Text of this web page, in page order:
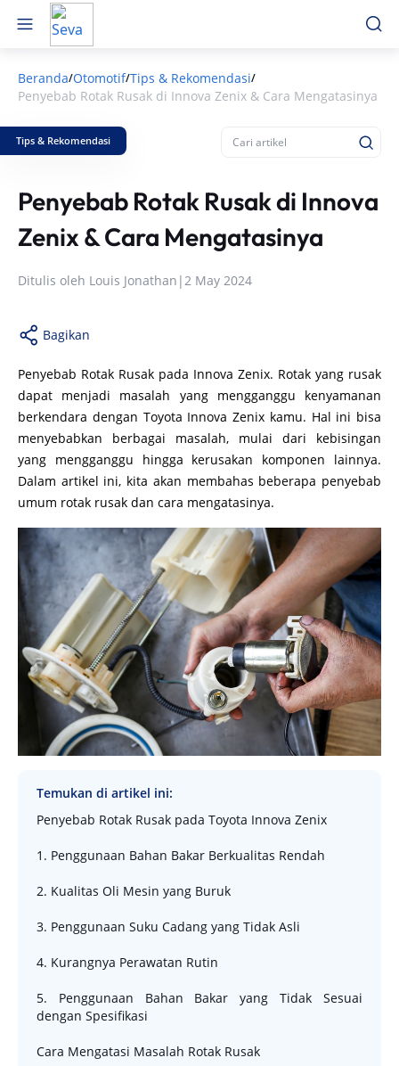
Beranda/Otomotif/Tips & Rekomendasi/
Penyebab Rotak Rusak di Innova Zenix & Cara Mengatasinya
Tips & Rekomendasi
Penyebab Rotak Rusak di Innova
Zenix & Cara Mengatasinya
Ditulis oleh Louis Jonathan |2 May 2024
Bagikan
Penyebab Rotak Rusak pada Innova Zenix. Rotak yang rusak
dapat menjadi masalah yang mengganggu kenyamanan
berkendara dengan Toyota Innova Zenix kamu. Hal ini bisa
menyebabkan berbagai masalah, mulai dari kebisingan
yang mengganggu hingga kerusakan komponen lainnya.
Dalam artikel ini, kita akan membahas beberapa penyebab
umum rotak rusak dan cara mengatasinya.
Temukan di artikel ini:
Penyebab Rotak Rusak pada Toyota Innova Zenix
1. Penggunaan Bahan Bakar Berkualitas Rendah
2. Kualitas Oli Mesin yang Buruk
3. Penggunaan Suku Cadang yang Tidak Asli
4. Kurangnya Perawatan Rutin
5. Penggunaan Bahan Bakar yang Tidak Sesuai
dengan Spesifikasi
Cara Mengatasi Masalah Rotak Rusak